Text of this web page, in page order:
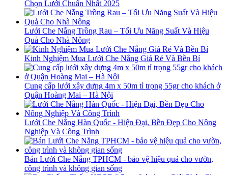
Chọn Lưới Chuẩn Nhất 2025
Lưới Che Nắng Trồng Rau – Tối Ưu Năng Suất Và Hiệu
Quả Cho Nhà Nông
Kinh Nghiệm Mua Lưới Che Nắng Giá Rẻ Và Bền Bỉ
Cung cấp lưới xây dựng 4m x 50m tỉ trọng 55gr cho khách ở
Quận Hoàng Mai – Hà Nội
Lưới Che Nắng Hàn Quốc - Hiện Đại, Bền Đẹp Cho Nông
Nghiệp Và Công Trình
Bán Lưới Che Nắng TPHCM - bảo vệ hiệu quả cho vườn,
công trình và không gian sống